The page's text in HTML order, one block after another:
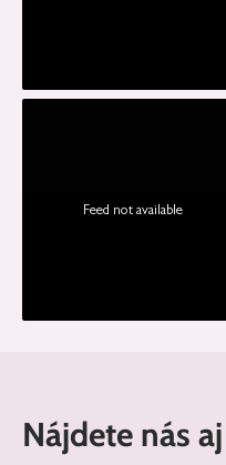
Feed not available
Nájdete nás